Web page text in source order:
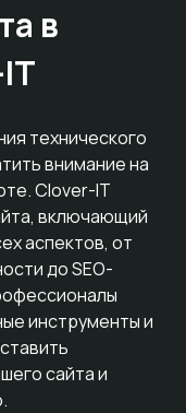
в
технического
внимание на
Clover-IT
включающий
аспектов, от
до SEO-
инструменты и
сайта и